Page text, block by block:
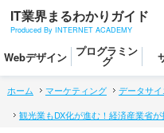
IT業界まるわかりガイド
Produced By INTERNET ACADEMY
Webデザイン プログラミン
グ
ホーム マーケティング
データサイ
観光業もDX化が進む！経済産業省が